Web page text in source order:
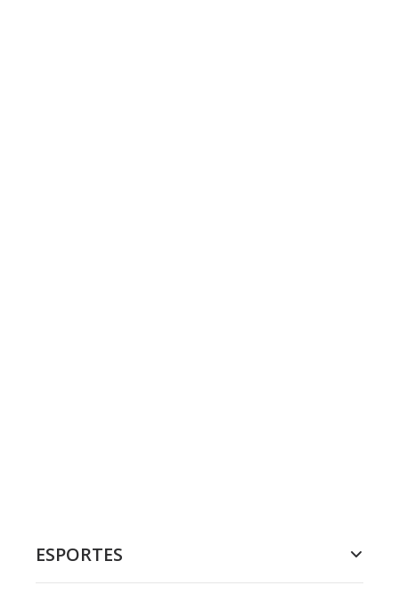
ESPORTES